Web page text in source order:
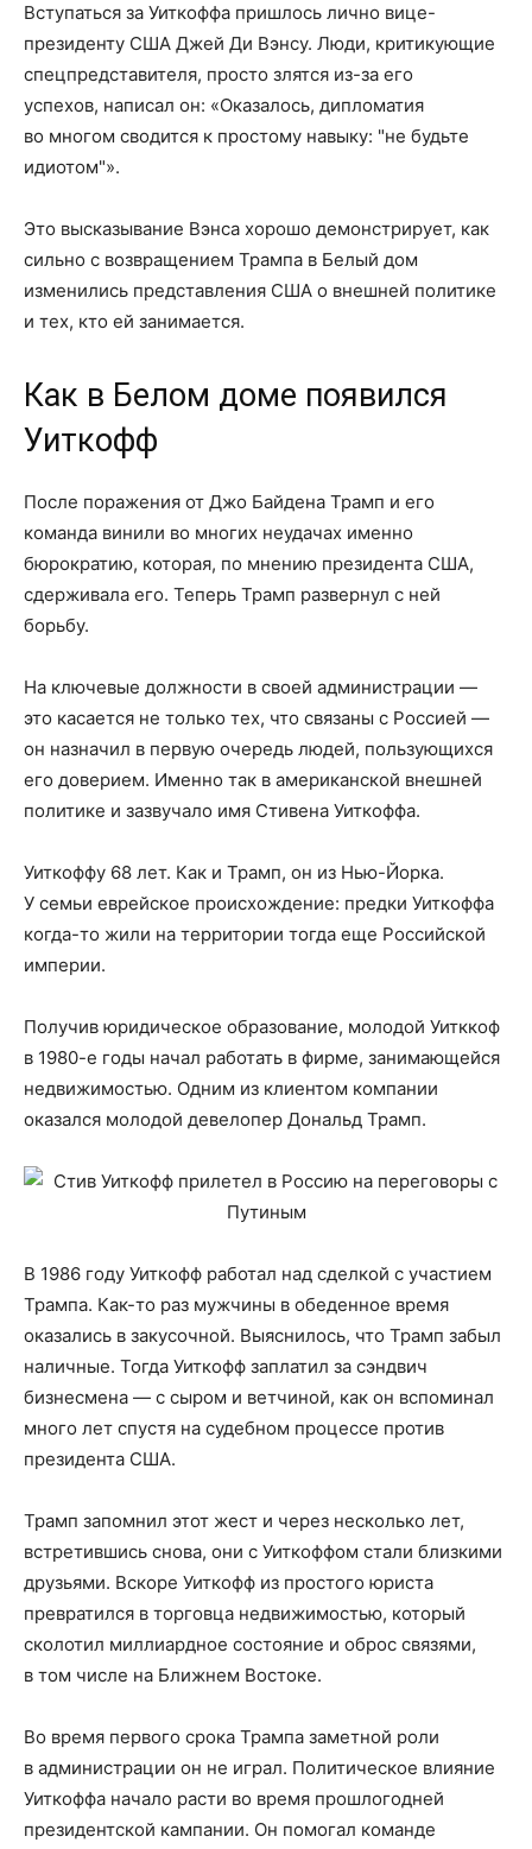
Вступаться за Уиткоффа пришлось лично вице-
президенту США Джей Ди Вэнсу. Люди, критикующие
спецпредставителя, просто злятся из-за его
успехов, написал он: «Оказалось, дипломатия
во многом сводится к простому навыку: "не будьте
идиотом"».
Это высказывание Вэнса хорошо демонстрирует, как
сильно с возвращением Трампа в Белый дом
изменились представления США о внешней политике
и тех, кто ей занимается.
Как в Белом доме появился
Уиткофф
После поражения от Джо Байдена Трамп и его
команда винили во многих неудачах именно
бюрократию, которая, по мнению президента США,
сдерживала его. Теперь Трамп развернул с ней
борьбу.
На ключевые должности в своей администрации —
это касается не только тех, что связаны с Россией —
он назначил в первую очередь людей, пользующихся
его доверием. Именно так в американской внешней
политике и зазвучало имя Стивена Уиткоффа.
Уиткоффу 68 лет. Как и Трамп, он из Нью-Йорка.
У семьи еврейское происхождение: предки Уиткоффа
когда-то жили на территории тогда еще Российской
империи.
Получив юридическое образование, молодой Уитккоф
в 1980-е годы начал работать в фирме, занимающейся
недвижимостью. Одним из клиентом компании
оказался молодой девелопер Дональд Трамп.
В 1986 году Уиткофф работал над сделкой с участием
Трампа. Как-то раз мужчины в обеденное время
оказались в закусочной. Выяснилось, что Трамп забыл
наличные. Тогда Уиткофф заплатил за сэндвич
бизнесмена — с сыром и ветчиной, как он вспоминал
много лет спустя на судебном процессе против
президента США.
Трамп запомнил этот жест и через несколько лет,
встретившись снова, они с Уиткоффом стали близкими
друзьями. Вскоре Уиткофф из простого юриста
превратился в торговца недвижимостью, который
сколотил миллиардное состояние и оброс связями,
в том числе на Ближнем Востоке.
Во время первого срока Трампа заметной роли
в администрации он не играл. Политическое влияние
Уиткоффа начало расти во время прошлогодней
президентской кампании. Он помогал команде